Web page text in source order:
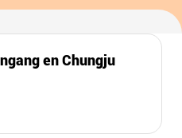
en Chungju